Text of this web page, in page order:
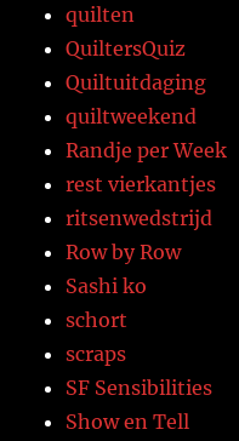
quilten
QuiltersQuiz
Quiltuitdaging
quiltweekend
Randje per Week
rest vierkantjes
ritsenwedstrijd
Row by Row
Sashi ko
schort
scraps
SF Sensibilities
Show en Tell